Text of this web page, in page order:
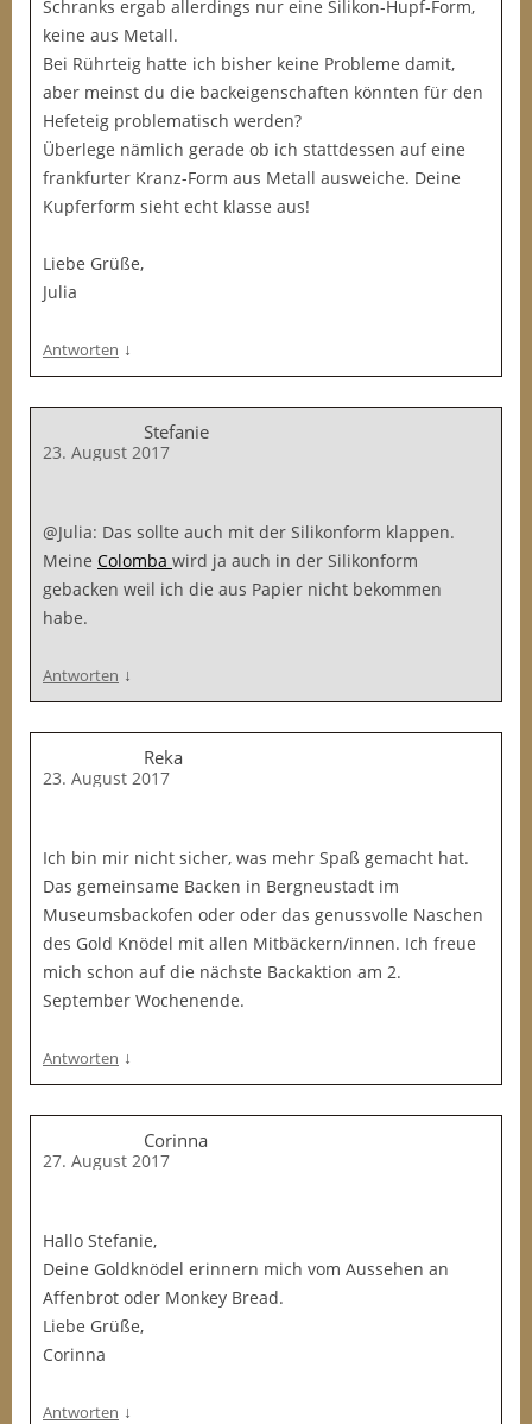
Schranks ergab allerdings nur eine Silikon-Hupf-Form,
keine aus Metall.
Bei Rührteig hatte ich bisher keine Probleme damit,
aber meinst du die backeigenschaften könnten für den
Hefeteig problematisch werden?
Überlege nämlich gerade ob ich stattdessen auf eine
frankfurter Kranz-Form aus Metall ausweiche. Deine
Kupferform sieht echt klasse aus!
Liebe Grüße,
Julia
Antworten ↓
Stefanie
23. August 2017
@Julia: Das sollte auch mit der Silikonform klappen.
Meine Colomba wird ja auch in der Silikonform
gebacken weil ich die aus Papier nicht bekommen
habe.
Antworten ↓
Reka
23. August 2017
Ich bin mir nicht sicher, was mehr Spaß gemacht hat.
Das gemeinsame Backen in Bergneustadt im
Museumsbackofen oder oder das genussvolle Naschen
des Gold Knödel mit allen Mitbäckern/innen. Ich freue
mich schon auf die nächste Backaktion am 2.
September Wochenende.
Antworten ↓
Corinna
27. August 2017
Hallo Stefanie,
Deine Goldknödel erinnern mich vom Aussehen an
Affenbrot oder Monkey Bread.
Liebe Grüße,
Corinna
Antworten ↓